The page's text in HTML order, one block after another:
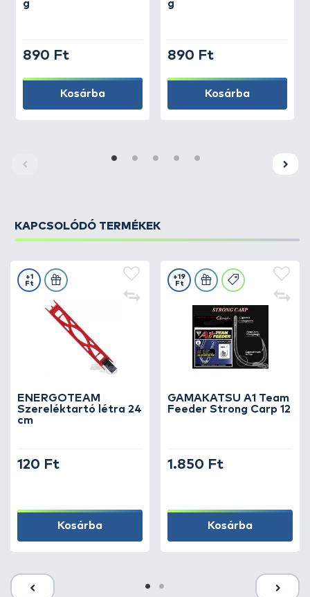
g
890 Ft
Kosárba
g
890 Ft
Kosárba
KAPCSOLÓDÓ TERMÉKEK
ENERGOTEAM
Szereléktartó létra 24
cm
+1
Ft
120 Ft
Kosárba
GAMAKATSU A1 Team
Feeder Strong Carp 12
+19
Ft
1.850 Ft
Kosárba